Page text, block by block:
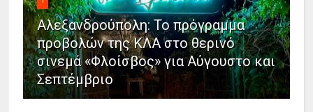
Αλεξανδρούπολη: Το πρόγραμμα
προβολών της ΚΛΑ στο θερινό
σινεμά «Φλοίσβος» για Αύγουστο και
Σεπτέμβριο